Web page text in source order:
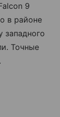
9
в районе
западного
Точные